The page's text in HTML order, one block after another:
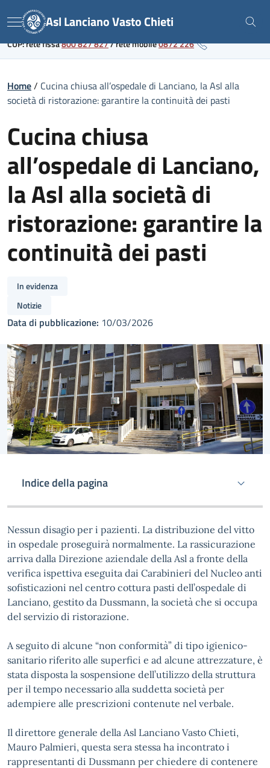
to
content
Link al portale sanitario regionale
Menu Asl Lanciano Vasto Chieti
CUP: rete fissa800 827 827/rete mobile0872 226
Home/ Cucina chiusa all’ospedale di Lanciano, la Asl alla
società di ristorazione: garantire la continuità dei pasti
Cucina chiusa
all’ospedale di Lanciano,
la Asl alla società di
ristorazione: garantire la
continuità dei pasti
In evidenza
Notizie
Data di pubblicazione: 10/03/2026
Indice della pagina
Nessun disagio per i pazienti. La distribuzione del vitto
in ospedale proseguirà normalmente. La rassicurazione
arriva dalla Direzione aziendale della Asl a fronte della
verifica ispettiva eseguita dai Carabinieri del Nucleo anti
sofisticazioni nel centro cottura pasti dell’ospedale di
Lanciano, gestito da Dussmann, la società che si occupa
del servizio di ristorazione.
A seguito di alcune “non conformità” di tipo igienico-
sanitario riferito alle superfici e ad alcune attrezzature, è
stata disposta la sospensione dell’utilizzo della struttura
per il tempo necessario alla suddetta società per
adempiere alle prescrizioni contenute nel verbale.
Il direttore generale della Asl Lanciano Vasto Chieti,
Mauro Palmieri, questa sera stessa ha incontrato i
rappresentanti di Dussmann per chiedere di contenere